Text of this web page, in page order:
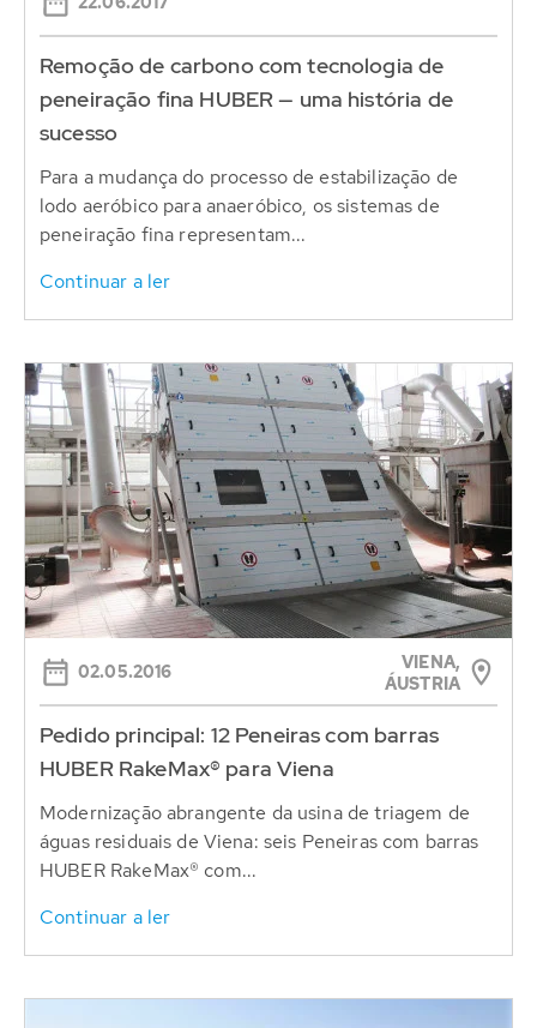
Remoção de carbono com tecnologia de
peneiração fina HUBER — uma história de
sucesso
Para a mudança do processo de estabilização de
lodo aeróbico para anaeróbico, os sistemas de
peneiração fina representam...
Continuar a ler
02.05.2016
VIENA,
ÁUSTRIA
Pedido principal: 12 Peneiras com barras
HUBER RakeMax® para Viena
Modernização abrangente da usina de triagem de
águas residuais de Viena: seis Peneiras com barras
HUBER RakeMax® com...
Continuar a ler